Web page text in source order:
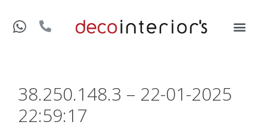
38.250.148.3 – 22-01-2025
22:59:17